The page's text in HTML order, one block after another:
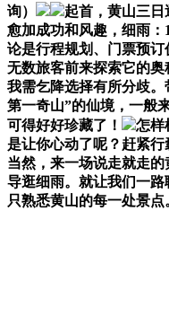
询）
起首，黄山三日
愈加成功和风趣，细雨：
论是行程规划、门票预
无数旅客前来探索它的
我需乞降选择有所分歧
第一奇山”的仙境，一般
可得好好珍藏了！
怎样
是让你心动了呢？赶紧行
当然，来一场说走就走
导逛细雨。就让我们一
只熟悉黄山的每一处景点